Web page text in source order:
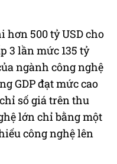
hơn 500 tỷ USD cho
3 lần mức 135 tỷ
ngành công nghệ
GDP đạt mức cao
số giá trên thu
lớn chỉ bằng một
công nghệ lên